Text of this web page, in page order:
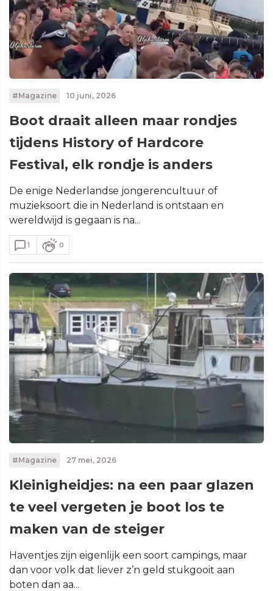
#Magazine 10 juni, 2026
Boot draait alleen maar rondjes
tijdens History of Hardcore
Festival, elk rondje is anders
De enige Nederlandse jongerencultuur of
muzieksoort die in Nederland is ontstaan en
wereldwijd is gegaan is na...
1 0
#Magazine 27 mei, 2026
Kleinigheidjes: na een paar glazen
te veel vergeten je boot los te
maken van de steiger
Haventjes zijn eigenlijk een soort campings, maar
dan voor volk dat liever z’n geld stukgooit aan
boten dan aa...